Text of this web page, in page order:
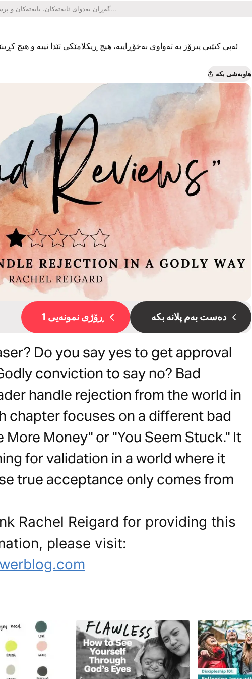
ئەپی کتێبی پیرۆز بە تەواوی بەخۆڕاییە، هیچ ڕیکلامێکی تێدا نییە و هیچ
هاوبەشی بکە
ڕۆژی نمونەیی 1 دەست بەم پلانە بکە
Do you say yes to get approval
conviction to say no? Bad
handle rejection from the world in
chapter focuses on a different bad
More Money" or "You Seem Stuck." It
for validation in a world where it
true acceptance only comes from
Rachel Reigard for providing this
please visit: